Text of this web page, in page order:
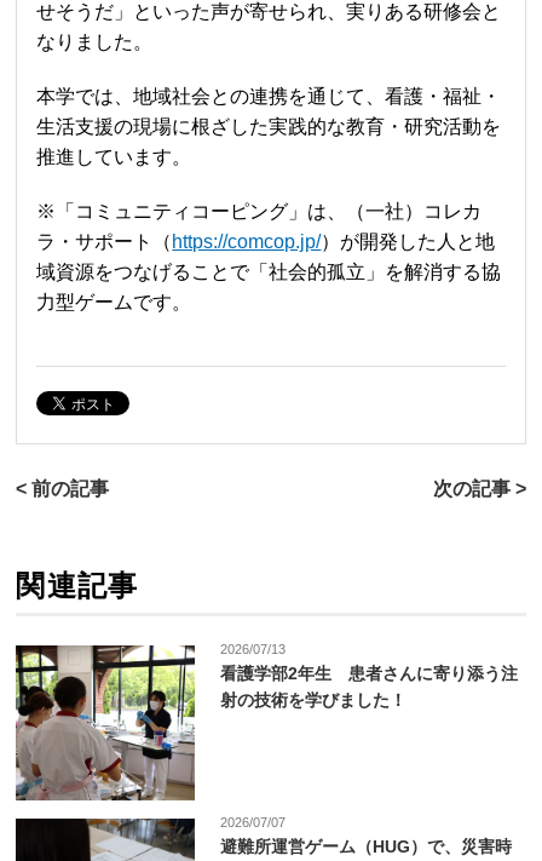
せそうだ」といった声が寄せられ、実りある研修会と
なりました。
本学では、地域社会との連携を通じて、看護・福祉・
生活支援の現場に根ざした実践的な教育・研究活動を
推進しています。
※「コミュニティコーピング」は、（一社）コレカ
ラ・サポート（ https://comcop.jp/）が開発した人と地
域資源をつなげることで「社会的孤立」を解消する協
力型ゲームです。
< 前の記事 次の記事 >
関連記事
2026/07/13
看護学部2年生 患者さんに寄り添う注
射の技術を学びました！
2026/07/07
避難所運営ゲーム（HUG）で、災害時